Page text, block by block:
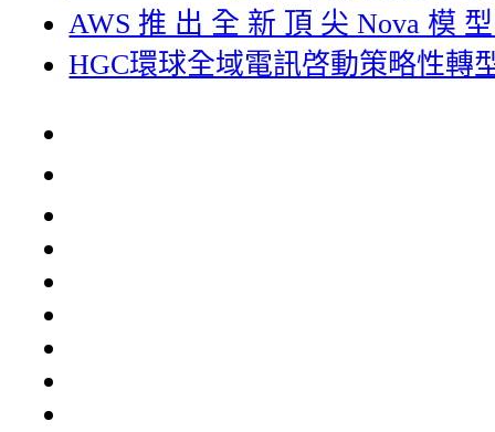
AWS 推 出 全 新 頂 尖 Nova 模
HGC環球全域電訊啓動策略性轉